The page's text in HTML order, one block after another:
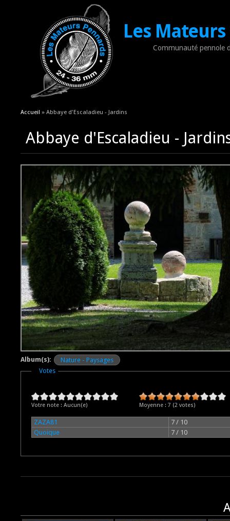
Les
Communauté pennole
Vous êtes ici
Accueil » Abbaye d'Escaladieu - Jardins
Abbaye d'Escaladieu -
Album(s):
Nature - Paysages
Masquer
Votes
Votre note : Aucun(e) Moyenne : 7 (2votes)
ZAZA81
7 / 10
Quoique
7 / 10